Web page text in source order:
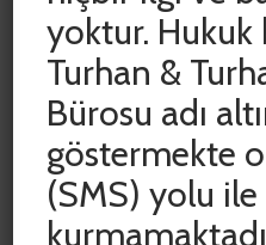
ADLİ VE İDARİ YARGIDA
ÖNLENMESİ AMACIYLA
CUMHURBAŞKANI
TARİHİNE KADAR
COVID-19 SALGINININ
SÖZLEŞMELERİNE
DEĞERLENDİRİLMESİ
yoktur.
Turhan &
Bürosu adı
göstermekte
(SMS) yolu